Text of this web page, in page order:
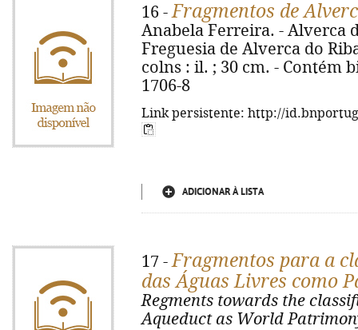
16 -Fragmentos de
Anabela Ferreira. - Alverca
Freguesia de Alverca do
colns : il. ; 30 cm. - Contém
1706-8
Link persistente: http://
ADICIONAR À LISTA
17 -Fragmentos para a
das Águas Livres como
Regments towards the
Aqueduct as World